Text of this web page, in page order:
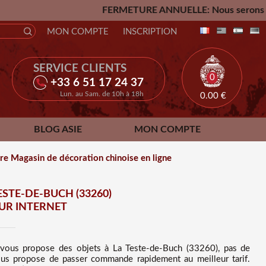
FERMETURE ANNUELLE: Nous serons fermés du
SERVICE CLIENTS
+33 6 51 17 24 37
Lun. au Sam. de 10h à 18h
MON COMPTE INSCRIPTION
0
0.00 €
BLOG ASIE MON COMPTE
Magasin de décoration chinoise en ligne
DE-BUCH (33260)
INTERNET
propose des objets à La Teste-de-Buch (33260), pas de
propose de passer commande rapidement au meilleur tarif.